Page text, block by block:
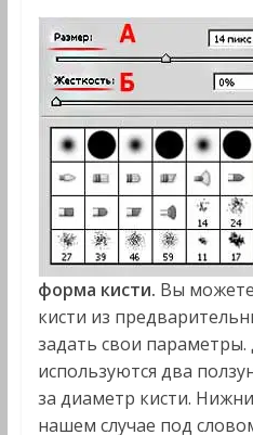
форма кисти. Вы
кисти из
задать свои параметры.
используются два
за диаметр кисти.
нашем случае под